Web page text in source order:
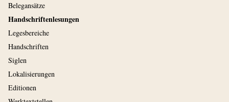
Belegansätze
Handschriftenlesungen
Legesbereiche
Handschriften
Siglen
Lokalisierungen
Editionen